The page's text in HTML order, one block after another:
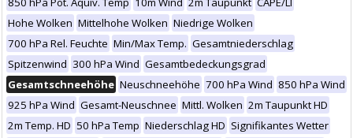
Hohe Wolken Mittelhohe Wolken Niedrige Wolken
700 hPa Rel. Feuchte Min/Max Temp. Gesamtniederschlag
Spitzenwind 300 hPa Wind Gesamtbedeckungsgrad
Gesamtschneehöhe Neuschneehöhe 700 hPa Wind 850 hPa Wind
925 hPa Wind Gesamt-Neuschnee Mittl. Wolken 2m Taupunkt HD
2m Temp. HD 50 hPa Temp Niederschlag HD Signifikantes Wetter